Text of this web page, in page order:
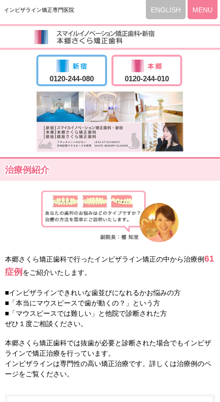
インビザライン矯正専門医院 ENGLISH MENU
0120-244-080 0120-244-010
治療例紹介
本郷さくら矯正歯科で行ったインビザライン矯正の中から治療例61
症例 をご紹介いたします。
■インビザラインできれいな歯並びになれるかお悩みの方
■「本当にマウスピースで歯が動くの？」という方
■「マウスピースでは難しい」と他院で診断された方
ぜひ１度ご相談ください。
本郷さくら矯正歯科では抜歯が必要と診断された場合でもインビザ
ラインで矯正治療を行っています。
インビザラインは専門性の高い矯正治療です。詳しくは治療例のペ
ージをご覧ください。